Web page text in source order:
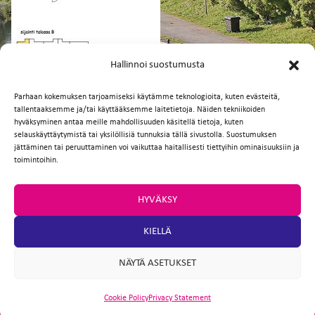
Hallinnoi suostumusta
Parhaan kokemuksen tarjoamiseksi käytämme teknologioita, kuten evästeitä,
tallentaaksemme ja/tai käyttääksemme laitetietoja. Näiden tekniikoiden
hyväksyminen antaa meille mahdollisuuden käsitellä tietoja, kuten
selauskäyttäytymistä tai yksilöllisiä tunnuksia tällä sivustolla. Suostumuksen
jättäminen tai peruuttaminen voi vaikuttaa haitallisesti tiettyihin ominaisuuksiin ja
toimintoihin.
HYVÄKSY
KIELLÄ
NÄYTÄ ASETUKSET
Cookie PolicyPrivacy Statement
Facebook
TwitterEmailWhatsApp